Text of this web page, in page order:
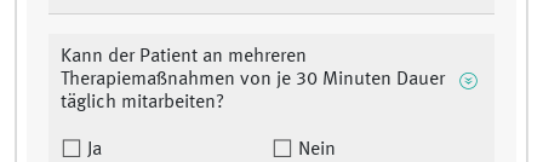
Kann der Patient an mehreren
Therapiemaßnahmen von je 30 Minuten Dauer
täglich mitarbeiten?
Ja Nein